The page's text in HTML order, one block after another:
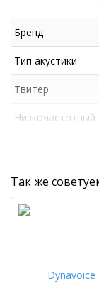
Бренд
Тип акустики
Твитер
Низкочастотный
Так же